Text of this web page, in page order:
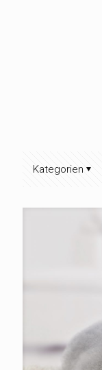
Kategorien